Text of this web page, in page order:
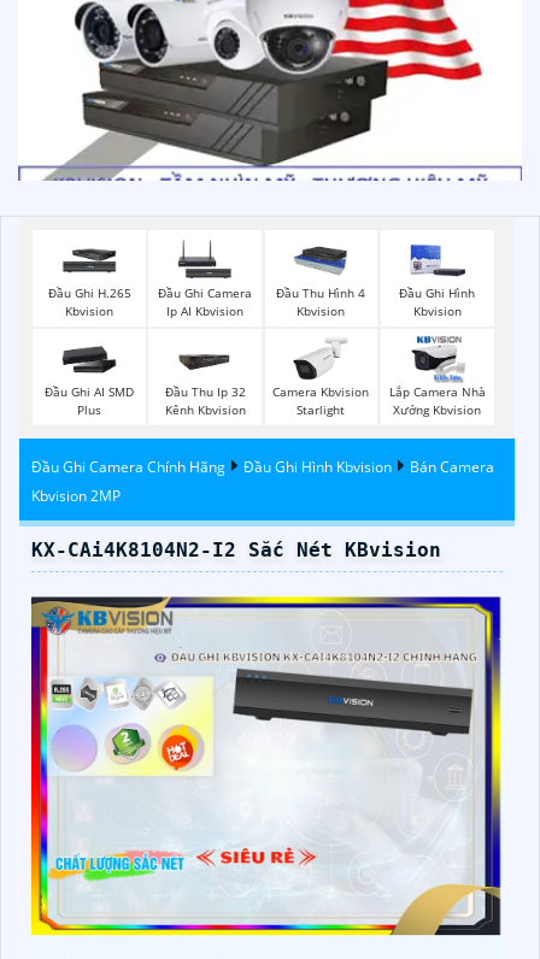
Đầu Ghi H.265
Kbvision
Đầu Ghi Camera
Ip AI Kbvision
Đầu Thu Hình 4
Kbvision
Đầu Ghi Hình
Kbvision
Đầu Ghi AI SMD
Plus
Đầu Thu Ip 32
Kênh Kbvision
Camera Kbvision
Starlight
Lắp Camera Nhà
Xưởng Kbvision
Đầu Ghi Camera Chính Hãng Đầu Ghi Hình Kbvision
Bán Camera
Kbvision 2MP
KX-CAi4K8104N2-I2 Sắc Nét KBvision